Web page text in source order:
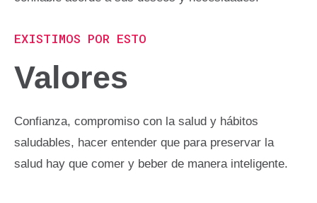
EXISTIMOS POR ESTO
Valores
Confianza, compromiso con la salud y hábitos
saludables, hacer entender que para preservar la
salud hay que comer y beber de manera inteligente.